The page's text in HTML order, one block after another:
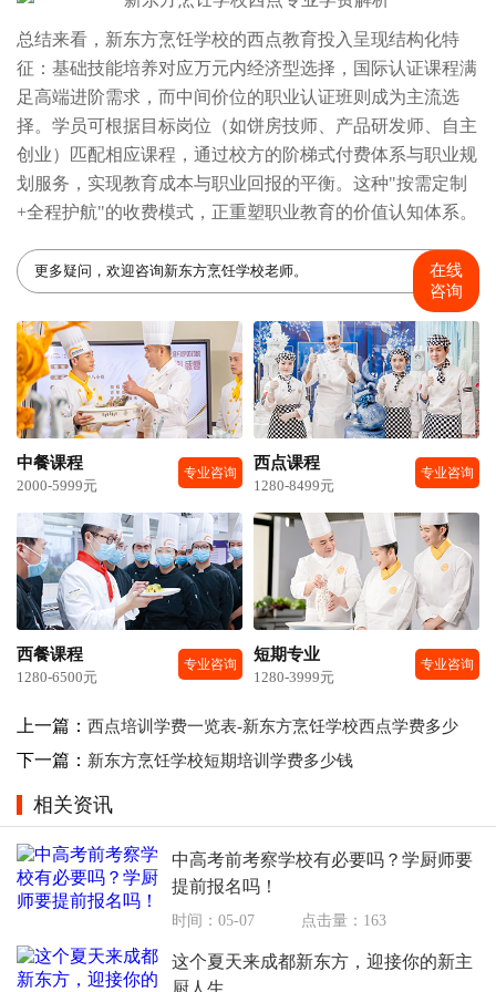
总结来看，新东方烹饪学校的西点教育投入呈现结构化特
征：基础技能培养对应万元内经济型选择，国际认证课程满
足高端进阶需求，而中间价位的职业认证班则成为主流选
择。学员可根据目标岗位（如饼房技师、产品研发师、自主
创业）匹配相应课程，通过校方的阶梯式付费体系与职业规
划服务，实现教育成本与职业回报的平衡。这种"按需定制
+全程护航"的收费模式，正重塑职业教育的价值认知体系。
更多疑问，欢迎咨询新东方烹饪学校老师。
在线
咨询
中餐课程
2000-5999元
专业咨询
西点课程
1280-8499元
专业咨询
西餐课程
1280-6500元
专业咨询
短期专业
1280-3999元
专业咨询
上一篇： 西点培训学费一览表-新东方烹饪学校西点学费多少
下一篇： 新东方烹饪学校短期培训学费多少钱
相关资讯
中高考前考察学校有必要吗？学厨师要
提前报名吗！
时间：05-07 点击量：163
这个夏天来成都新东方，迎接你的新主